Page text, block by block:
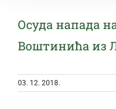
Осуда напада
Воштинића из
03. 12. 2018.